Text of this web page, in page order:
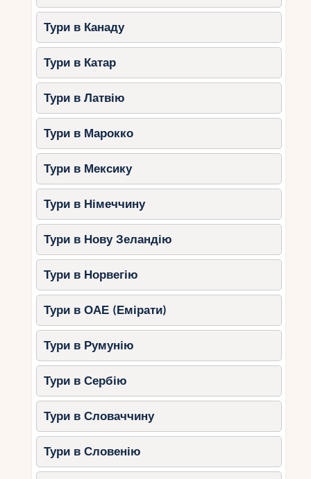
Тури в Канаду
Тури в Катар
Тури в Латвію
Тури в Марокко
Тури в Мексику
Тури в Німеччину
Тури в Нову Зеландію
Тури в Норвегію
Тури в ОАЕ (Емірати)
Тури в Румунію
Тури в Сербію
Тури в Словаччину
Тури в Словенію